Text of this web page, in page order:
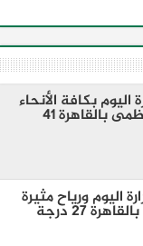
بكافة الأنحاء
ورياح وأتربة.. والعظمى بالقاهرة 41
اليوم ورياح مثيرة
27 درجة